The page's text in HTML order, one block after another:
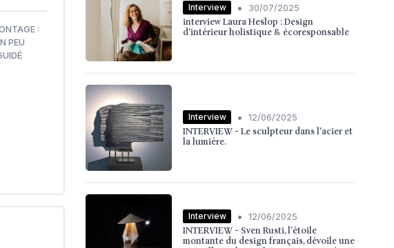
:
PEU
Interview • 30/07/2025
interview Laura Heslop : Design
d’intérieur holistique & écoresponsable
Interview • 12/06/2025
INTERVIEW - Le sculpteur dans l'acier et
la lumière.
Interview • 12/06/2025
INTERVIEW - Sven Rusti, l'étoile
montante du design français, dévoile une